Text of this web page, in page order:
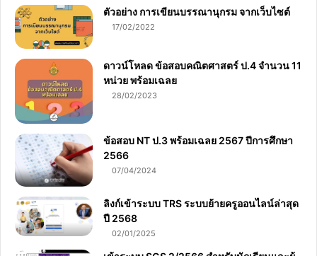
ตัวอย่าง การเขียนบรรณานุกรม จากเว็บไซต์
17/02/2022
ดาวน์โหลด ข้อสอบคณิตศาสตร์ ป.4 จำนวน 11
หน่วย พร้อมเฉลย
28/02/2023
ข้อสอบ NT ป.3 พร้อมเฉลย 2567 ปีการศึกษา
2566
07/04/2024
ลิงก์เข้าระบบ TRS ระบบย้ายครูออนไลน์ล่าสุด
ปี 2568
02/01/2025